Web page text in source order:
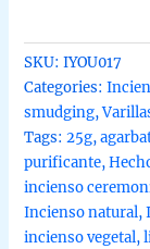
SKU:IYOU017
Categories:
smudging,
Tags:25g,
purificante,
incienso
Incienso natural,
incienso vegetal,